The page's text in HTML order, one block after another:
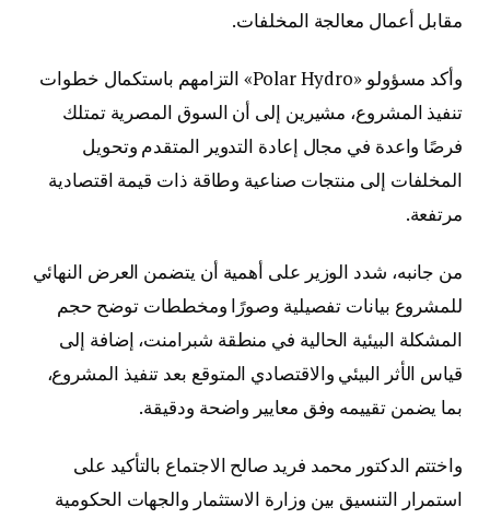
مقابل أعمال معالجة المخلفات.
وأكد مسؤولو «Polar Hydro» التزامهم باستكمال خطوات
تنفيذ المشروع، مشيرين إلى أن السوق المصرية تمتلك
فرصًا واعدة في مجال إعادة التدوير المتقدم وتحويل
المخلفات إلى منتجات صناعية وطاقة ذات قيمة اقتصادية
مرتفعة.
من جانبه، شدد الوزير على أهمية أن يتضمن العرض النهائي
للمشروع بيانات تفصيلية وصورًا ومخططات توضح حجم
المشكلة البيئية الحالية في منطقة شبرامنت، إضافة إلى
قياس الأثر البيئي والاقتصادي المتوقع بعد تنفيذ المشروع،
بما يضمن تقييمه وفق معايير واضحة ودقيقة.
واختتم الدكتور محمد فريد صالح الاجتماع بالتأكيد على
استمرار التنسيق بين وزارة الاستثمار والجهات الحكومية